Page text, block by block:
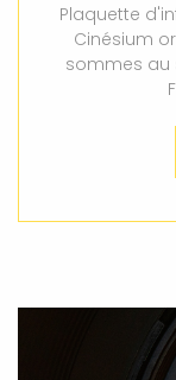
Plaquette
Cinésium
sommes au